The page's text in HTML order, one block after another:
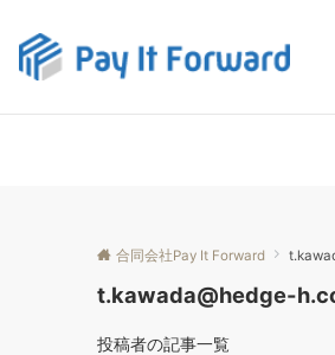
合同会社Pay It Forward
t.kawada@hedge-
投稿者の記事一覧